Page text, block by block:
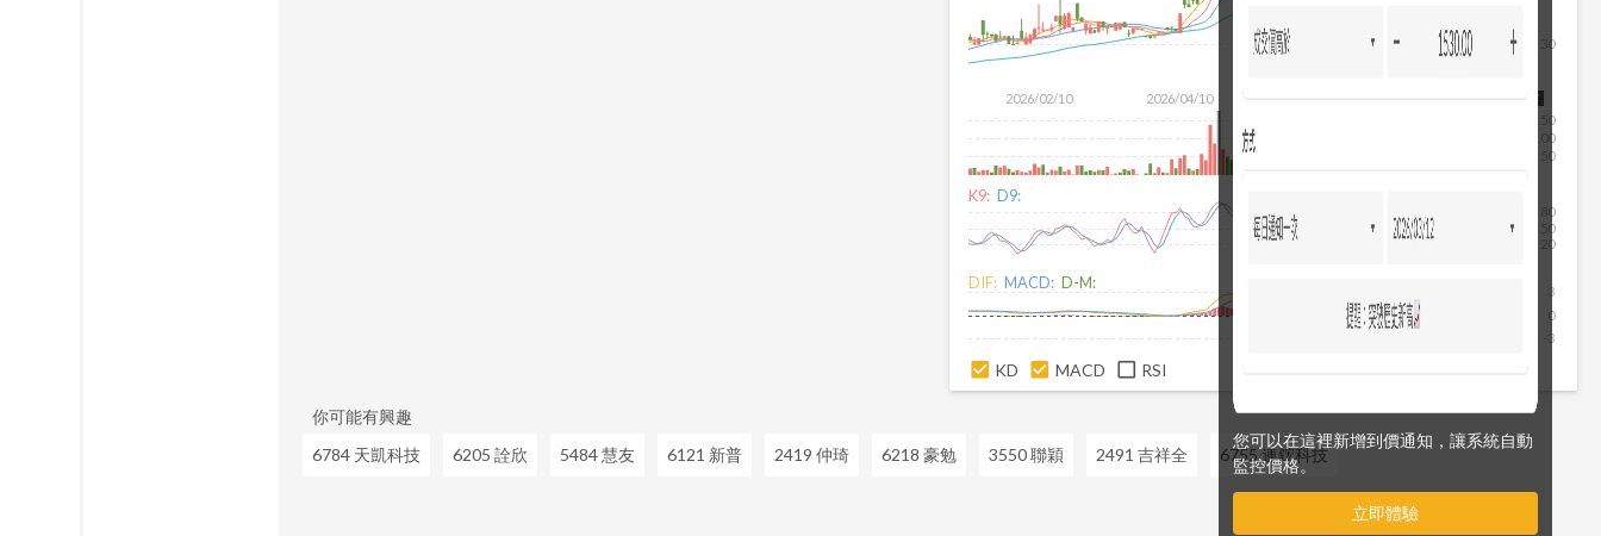
您可以在這裡新增到價通知，讓系統自動
監控價格。
立即體驗
2026/02/10 2026/04/10
30
2026/08/07
50
100
150
K9: D9:
20
50
80
DIF: MACD: D-M:
-3
0
3
KD MACD RSI
你可能有興趣
6784 天凱科技
6205 詮欣 5484 慧友 6121 新普 2419 仲琦 6218 豪勉 3550 聯穎 2491 吉祥全 6755 連鋐科技